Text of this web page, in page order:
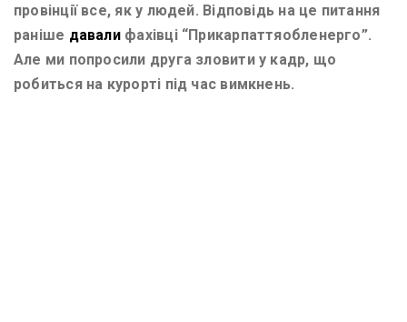
провінції все, як у людей. Відповідь на це питання
раніше давалифахівці “Прикарпаттяобленерго”.
Але ми попросили друга зловити у кадр, що
робиться на курорті під час вимкнень.